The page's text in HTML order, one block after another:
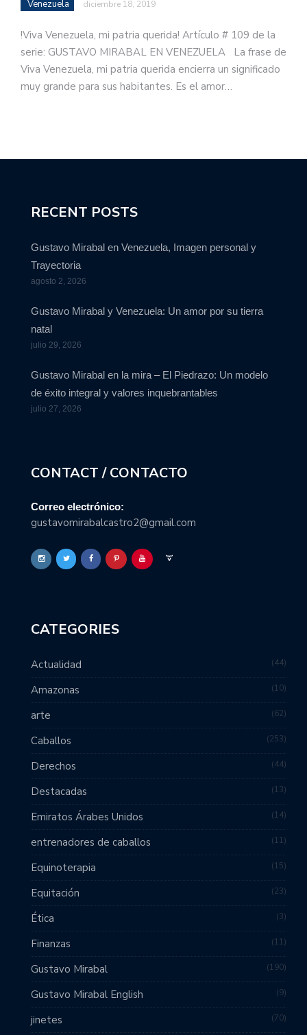
Venezuela diciembre 18, 2019
!Viva Venezuela, mi patria querida! Artículo # 109 de la
serie: GUSTAVO MIRABAL EN VENEZUELA La frase de
Viva Venezuela, mi patria querida encierra un significado
muy grande para sus habitantes. Es el amor…
RECENT POSTS
Gustavo Mirabal en Venezuela, Imagen personal y
Trayectoria
agosto 2, 2026
Gustavo Mirabal y Venezuela: Un amor por su tierra
natal
julio 29, 2026
Gustavo Mirabal en la mira – El Piedrazo: Un modelo
de éxito integral y valores inquebrantables
julio 27, 2026
CONTACT / CONTACTO
Correo electrónico:
gustavomirabalcastro2@gmail.com
CATEGORIES
Actualidad 44
Amazonas 10
arte 62
Caballos 253
Derechos 44
Destacadas 13
Emiratos Árabes Unidos 14
entrenadores de caballos 11
Equinoterapia 15
Equitación 23
Ética 3
Finanzas 11
Gustavo Mirabal 190
Gustavo Mirabal English 9
jinetes 70